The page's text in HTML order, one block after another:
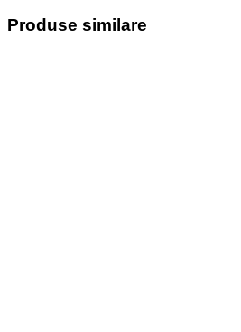
Produse similare